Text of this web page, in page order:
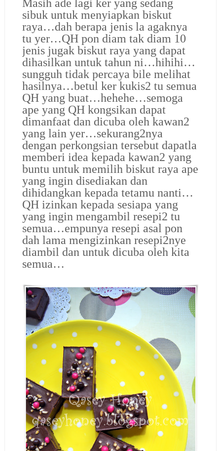
Masih ade lagi ker yang sedang
sibuk untuk menyiapkan biskut
raya…dah berapa jenis la agaknya
tu yer…QH pon diam tak diam 10
jenis jugak biskut raya yang dapat
dihasilkan untuk tahun ni…hihihi…
sungguh tidak percaya bile melihat
hasilnya…betul ker kukis2 tu semua
QH yang buat…hehehe…semoga
ape yang QH kongsikan dapat
dimanfaat dan dicuba oleh kawan2
yang lain yer…sekurang2nya
dengan perkongsian tersebut dapatla
memberi idea kepada kawan2 yang
buntu untuk memilih biskut raya ape
yang ingin disediakan dan
dihidangkan kepada tetamu nanti…
QH izinkan kepada sesiapa yang
yang ingin mengambil resepi2 tu
semua…empunya resepi asal pon
dah lama mengizinkan resepi2nye
diambil dan untuk dicuba oleh kita
semua…